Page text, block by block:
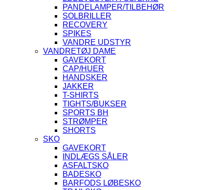
PANDELAMPER/TILBEHØR
SOLBRILLER
RECOVERY
SPIKES
VANDRE UDSTYR
VANDRETØJ DAME
GAVEKORT
CAP/HUER
HANDSKER
JAKKER
T-SHIRTS
TIGHTS/BUKSER
SPORTS BH
STRØMPER
SHORTS
SKO
GAVEKORT
INDLÆGS SÅLER
ASFALTSKO
BADESKO
BARFODS LØBESKO